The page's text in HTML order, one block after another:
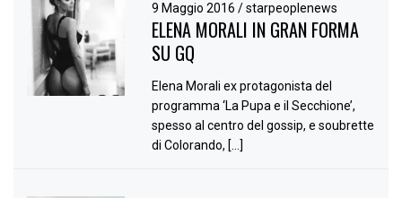
9 Maggio 2016/ starpeoplenews
ELENA MORALI IN GRAN FORMA
SU GQ
Elena Morali ex protagonista del
programma ‘La Pupa e il Secchione’,
spesso al centro del gossip, e soubrette
di Colorando, […]